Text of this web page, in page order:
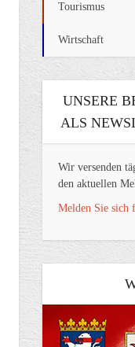
Tourismus
Wirtschaft
UNSERE
ALS
Wir versenden
den aktuellen
Melden Sie sich